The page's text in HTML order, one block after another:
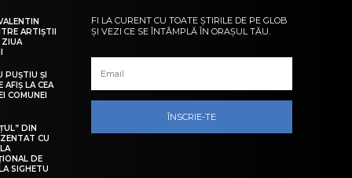
ARTIȘTII
ZIUA
PUȘTIU ȘI
AFIȘ LA CEA
COMUNEI
DIN
CU
DE
SIGHETU
FI LA CURENT CU TOATE ȘTIRILE DE PE GLOB
ȘI VEZI CE SE ÎNTÂMPLĂ ÎN ORAȘUL TĂU.
ÎNSCRIE-TE